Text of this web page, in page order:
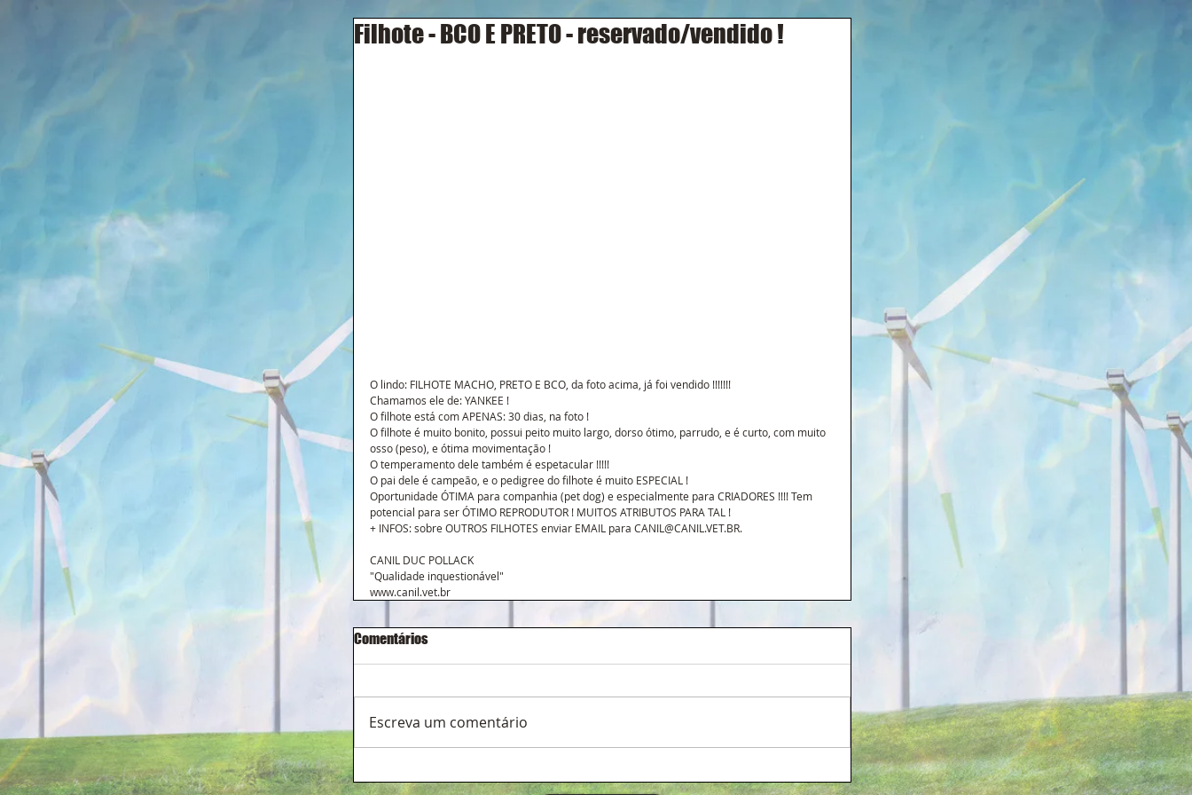
Filhote - BCO E PRETO - reservado/vendido !
O lindo: FILHOTE MACHO, PRETO E BCO, da foto acima, já foi vendido !!!!!!!
Chamamos ele de: YANKEE !
O filhote está com APENAS: 30 dias, na foto !
O filhote é muito bonito, possui peito muito largo, dorso ótimo, parrudo, e é curto, com muito
osso (peso), e ótima movimentação !
O temperamento dele também é espetacular !!!!!
O pai dele é campeão, e o pedigree do filhote é muito ESPECIAL !
Oportunidade ÓTIMA para companhia (pet dog) e especialmente para CRIADORES !!!! Tem
potencial para ser ÓTIMO REPRODUTOR ! MUITOS ATRIBUTOS PARA TAL !
+ INFOS: sobre OUTROS FILHOTES enviar EMAIL para CANIL@CANIL.VET.BR.
CANIL DUC POLLACK
"Qualidade inquestionável"
www.canil.vet.br
Comentários
Escreva um comentário